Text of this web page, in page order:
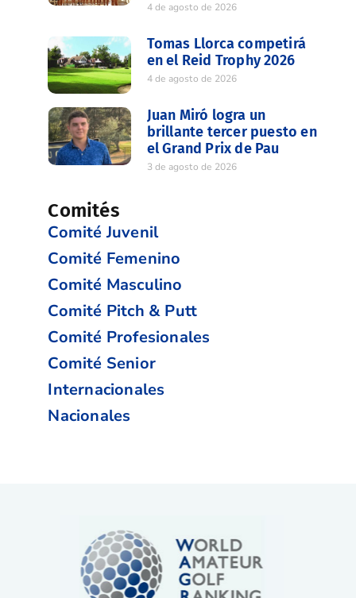
4 de agosto de 2026
Tomas Llorca competirá
en el Reid Trophy 2026
4 de agosto de 2026
Juan Miró logra un
brillante tercer puesto en
el Grand Prix de Pau
3 de agosto de 2026
Comités
Comité Juvenil
Comité Femenino
Comité Masculino
Comité Pitch & Putt
Comité Profesionales
Comité Senior
Internacionales
Nacionales